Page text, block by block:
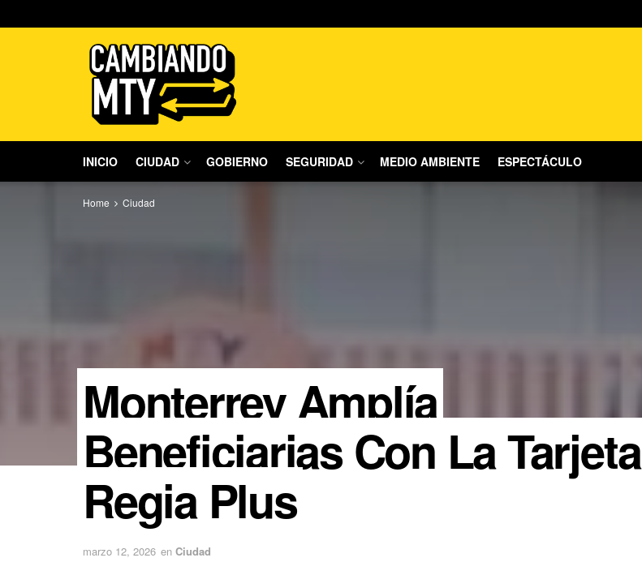
INICIO CIUDAD GOBIERNO SEGURIDAD MEDIO AMBIENTE ESPECTÁCULO
Home Ciudad
Monterrey Amplía
Beneficiarias Con La Tarjeta
Regia Plus
marzo 12, 2026 en Ciudad